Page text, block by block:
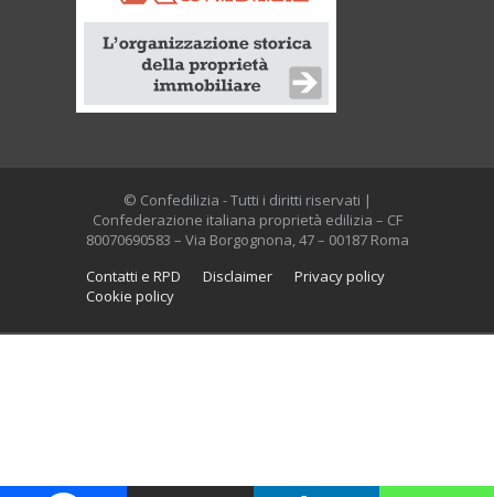
© Confedilizia - Tutti i diritti riservati |
Confederazione italiana proprietà edilizia – CF
80070690583 – Via Borgognona, 47 – 00187 Roma
Contatti e RPD
Disclaimer
Privacy policy
Cookie policy